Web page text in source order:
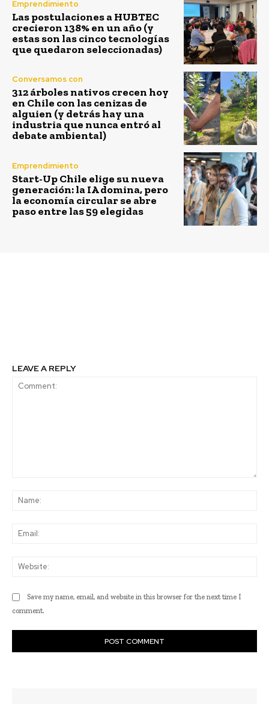
Emprendimiento
Las postulaciones a HUBTEC
crecieron 138% en un año (y
estas son las cinco tecnologías
que quedaron seleccionadas)
Conversamos con
312 árboles nativos crecen hoy
en Chile con las cenizas de
alguien (y detrás hay una
industria que nunca entró al
debate ambiental)
Emprendimiento
Start-Up Chile elige su nueva
generación: la IA domina, pero
la economía circular se abre
paso entre las 59 elegidas
LEAVE A REPLY
Save my name, email, and website in this browser for the next time I
comment.